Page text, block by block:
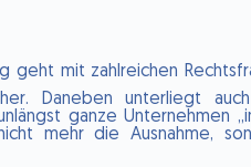
geht mit zahlreichen
Daneben unterliegt
ganze Unternehmen
mehr die Ausnahme,